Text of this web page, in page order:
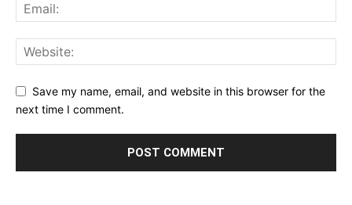
Save my name, email, and website in this browser for the
next time I comment.